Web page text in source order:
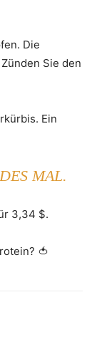
Die
Sie den
Ein
MAL.
3,34 $.
🍅